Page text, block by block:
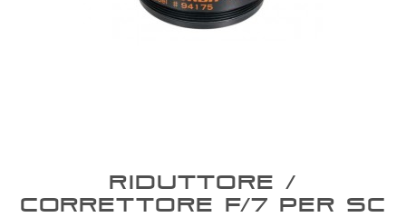
RIDUTTORE /
CORRETTORE F/7 PER SC